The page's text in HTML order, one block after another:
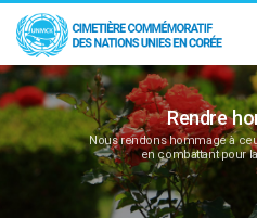
Rendre
Nous rendons hommage à
en combattant pour